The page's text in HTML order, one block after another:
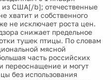
из США[/b]; отечественные
хватит и собственного
не исключает роста цен.
снижает предельное
тушек птицы. По словам
мясной
часть российских
переоснащение и могут
без использования